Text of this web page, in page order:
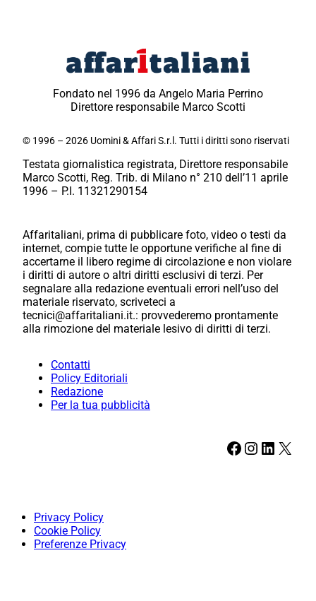
Fondato nel 1996 da Angelo Maria Perrino
Direttore responsabile Marco Scotti
© 1996 – 2026 Uomini & Affari S.r.l. Tutti i diritti sono riservati
Testata giornalistica registrata, Direttore responsabile
Marco Scotti, Reg. Trib. di Milano n° 210 dell’11 aprile
1996 – P.I. 11321290154
Affaritaliani, prima di pubblicare foto, video o testi da
internet, compie tutte le opportune verifiche al fine di
accertarne il libero regime di circolazione e non violare
i diritti di autore o altri diritti esclusivi di terzi. Per
segnalare alla redazione eventuali errori nell’uso del
materiale riservato, scriveteci a
tecnici@affaritaliani.it.: provvederemo prontamente
alla rimozione del materiale lesivo di diritti di terzi.
Contatti
Policy Editoriali
Redazione
Per la tua pubblicità
Facebook Instagram LinkedIn X
Privacy Policy
Cookie Policy
Preferenze Privacy